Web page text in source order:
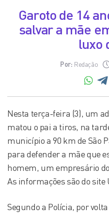
Garoto de 14
salvar a mãe
luxo
Por: Redação
Nesta terça-feira (3), um
matou o pai a tiros, na
município a 90 km de São
para defender a mãe que
homem, um empresário
As informações são do site
Segundo a Polícia, por